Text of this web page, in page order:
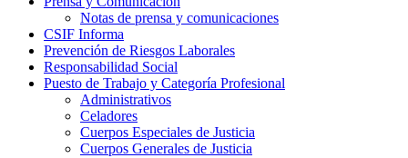
Notas de prensa y comunicaciones
CSIF Informa
Prevención de Riesgos Laborales
Responsabilidad Social
Puesto de Trabajo y Categoría Profesional
Administrativos
Celadores
Cuerpos Especiales de Justicia
Cuerpos Generales de Justicia